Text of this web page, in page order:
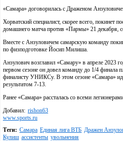
«Самара» договорилась с Драженом
Хорватский специалист, скорее всего, покинет
домашнего матча против «Пармы» 21 декабря,
Вместе с Анзуловичем самарскую команду
по физподготовке Йосип Милиша.
Анзулович возглавил «Самару» в апреле 2023
первом сезоне он довел команду до 1/4 финала
финалисту УНИКСу. В этом сезоне «Самара»
результатом 7-13.
Ранее «Самара» рассталась со всеми
Добавил: rishon63
www.sports.ru
Теги: Самара Единая лига ВТБ Дражен
Кулиш ассистенты увольнения